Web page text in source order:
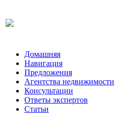
Домашняя
Навигация
Предложения
Агентства недвижимости
Консультации
Ответы экспертов
Статьи